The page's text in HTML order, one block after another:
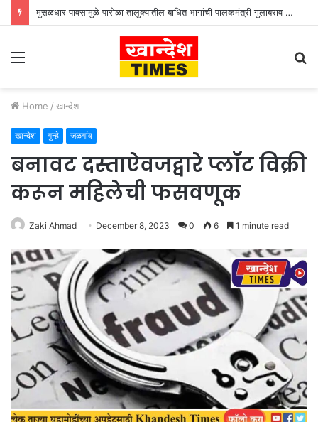
मुसळधार पावसामुळे पारोळा तालुक्यातील बाधित भागांची पालकमंत्री गुलाबराव पाटील जलसंपदा मंत्री गिरीश महाजन यांनी केली पाहणी
Menu
Home / खान्देश
खान्देश गुन्हे जळगांव
बनावट दस्ताऐवजद्वारे प्लॉट विक्री
करून महिलेची फसवणूक
Zaki Ahmad December 8, 2023 0 6 1 minute read